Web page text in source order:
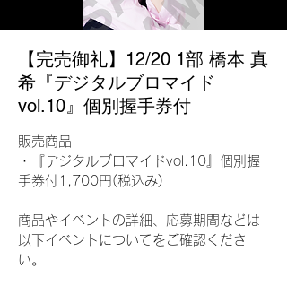
【完売御礼】12/20 1部 橋本 真
希『デジタルブロマイド
vol.10』個別握手券付
販売商品
・『デジタルブロマイドvol.10』個別握
手券付1,700円(税込み)
商品やイベントの詳細、応募期間などは
以下イベントについてをご確認くださ
い。